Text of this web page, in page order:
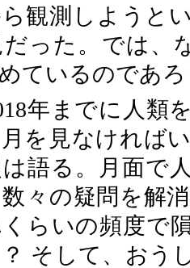
観測しようと
った。では、
ているのであ
年までに人類
を見なければ
語る。月面で
々の疑問を解
らいの頻度で
そして、おう